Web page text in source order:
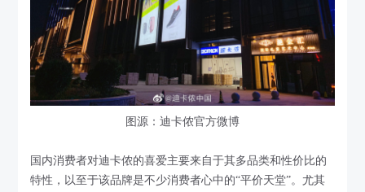
图源：迪卡侬官方微博
国内消费者对迪卡侬的喜爱主要来自于其多品类和性价比的
特性，以至于该品牌是不少消费者心中的“平价天堂”。尤其